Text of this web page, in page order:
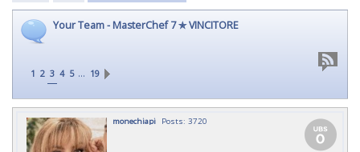
Your Team - MasterChef 7 ✯ VINCITORE
1 2 3 4 5 … 19
monechiapi Posts: 3720